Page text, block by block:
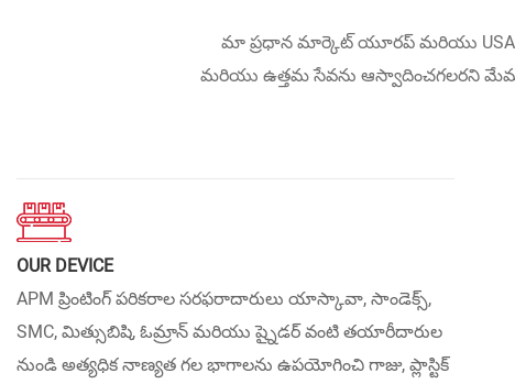
మా ప్రధాన మార్కెట్ యూరప్ మరియు
మరియు ఉత్తమ సేవను ఆస్వాదించగలరని
OUR DEVICE
APM ప్రింటింగ్ పరికరాల సరఫరాదారులు యాస్కావా, సాండెక్స్,
SMC, మిత్సుబిషి, ఓమ్రాన్ మరియు ష్నైడర్ వంటి తయారీదారుల
నుండి అత్యధిక నాణ్యత గల భాగాలను ఉపయోగించి గాజు, ప్లాస్టిక్